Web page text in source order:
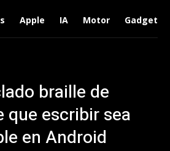
Apple IA Motor Gadgets
braille de
que escribir sea
en Android